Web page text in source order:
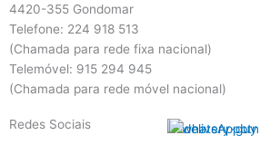
4420-355 Gondomar
Telefone: 224 918 513
(Chamada para rede fixa nacional)
Telemóvel: 915 294 945
(Chamada para rede móvel nacional)
Redes Sociais